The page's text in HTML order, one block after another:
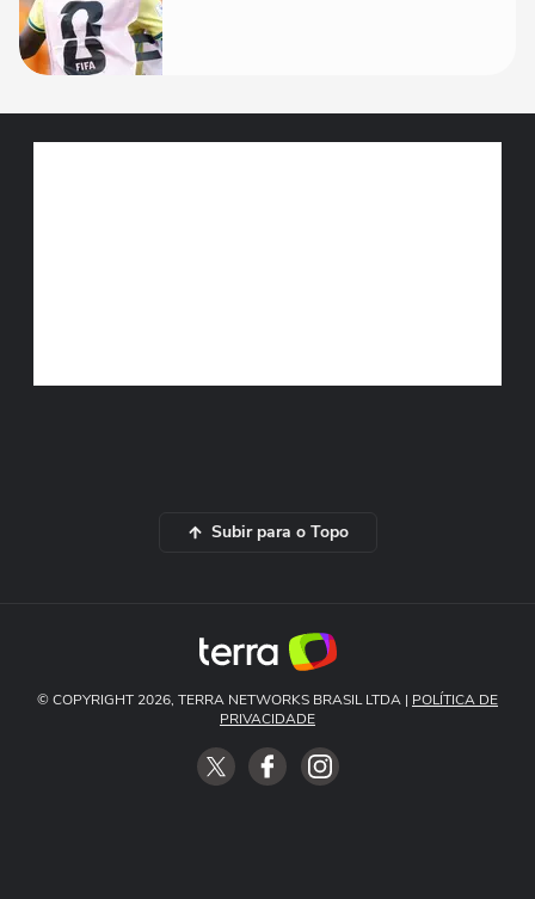
Subir para o Topo
© COPYRIGHT 2026, TERRA NETWORKS BRASIL LTDA | POLÍTICA DE
PRIVACIDADE